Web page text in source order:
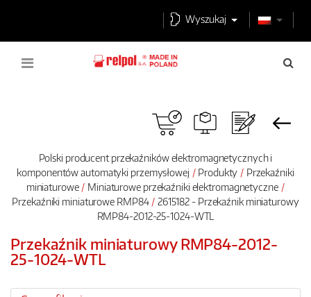
Wyszukaj
Polski producent przekaźników elektromagnetycznych i
komponentów automatyki przemysłowej
Produkty
Przekaźniki
miniaturowe
Miniaturowe przekaźniki elektromagnetyczne
Przekaźniki miniaturowe RMP84
2615182 - Przekaźnik miniaturowy
RMP84-2012-25-1024-WTL
Przekaźnik miniaturowy RMP84-2012-
25-1024-WTL